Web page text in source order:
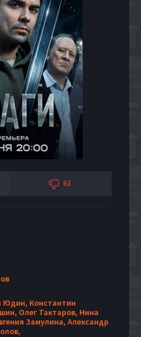
61
Юдин, Константин
Олег Тактаров, Нина
Замулина, Александр